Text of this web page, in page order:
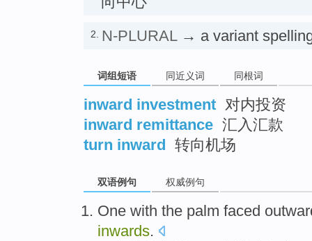
2. N-PLURAL→ a variant
词组短语 同近义词 同根词
inward investment 对内投资
inward remittance 汇入汇款
turn inward
转向机场
双语例句 权威例句
One with the palm faced
inwards.